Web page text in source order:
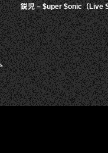
鋭児 – $uper $onic（Live